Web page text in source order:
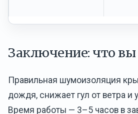
Заключение: что вы
Правильная шумоизоляция
дождя, снижает гул от ветра и
Время работы — 3–5 часов в